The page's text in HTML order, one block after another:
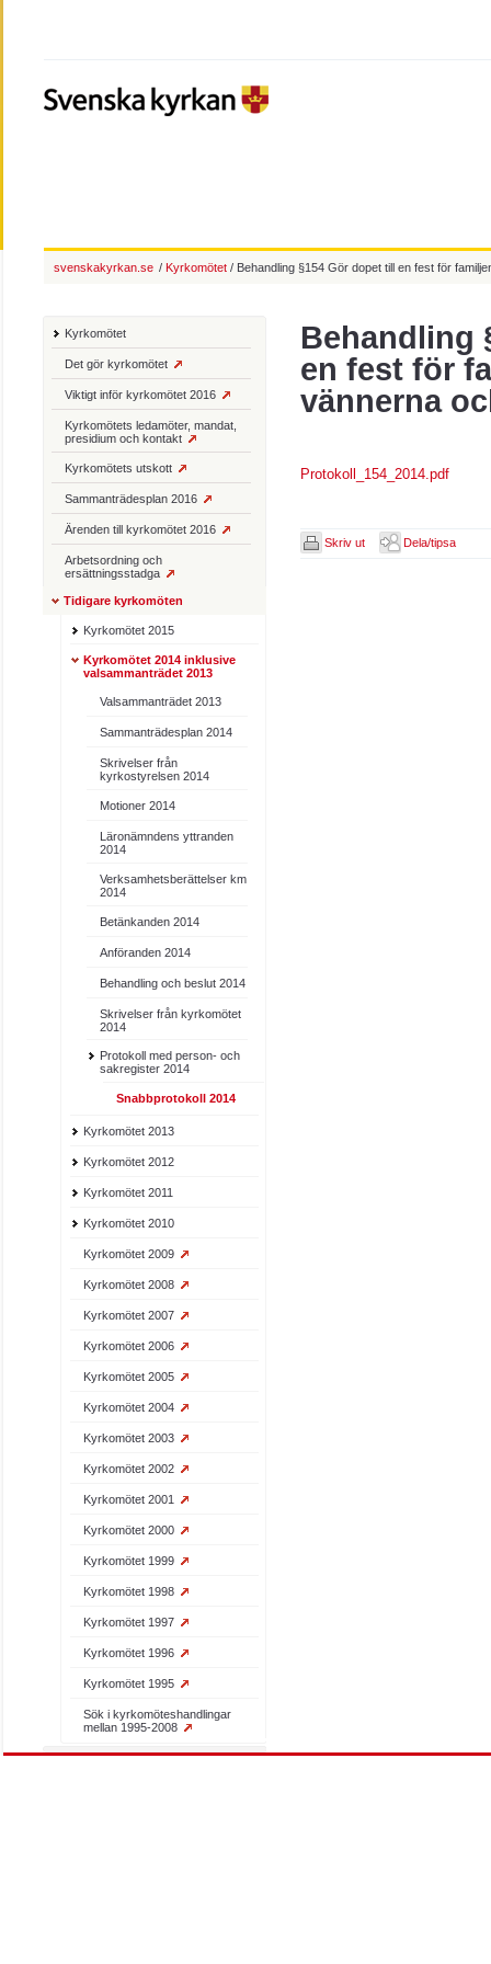
Behandling
en fest för
vännerna
Protokoll_154_2014.pdf
Skriv ut Dela/tipsa
Kyrkomötet
Det gör kyrkomötet
Viktigt inför kyrkomötet 2016
Kyrkomötets ledamöter, mandat,
presidium och kontakt
Kyrkomötets utskott
Sammanträdesplan 2016
Ärenden till kyrkomötet 2016
Arbetsordning och
ersättningsstadga
Tidigare kyrkomöten
Kyrkomötet 2015
Kyrkomötet 2014 inklusive
valsammanträdet 2013
Valsammanträdet 2013
Sammanträdesplan 2014
Skrivelser från
kyrkostyrelsen 2014
Motioner 2014
Läronämndens yttranden
2014
Verksamhetsberättelser km
2014
Betänkanden 2014
Anföranden 2014
Behandling och beslut 2014
Skrivelser från kyrkomötet
2014
Protokoll med person- och
sakregister 2014
Snabbprotokoll 2014
Kyrkomötet 2013
Kyrkomötet 2012
Kyrkomötet 2011
Kyrkomötet 2010
Kyrkomötet 2009
Kyrkomötet 2008
Kyrkomötet 2007
Kyrkomötet 2006
Kyrkomötet 2005
Kyrkomötet 2004
Kyrkomötet 2003
Kyrkomötet 2002
Kyrkomötet 2001
Kyrkomötet 2000
Kyrkomötet 1999
Kyrkomötet 1998
Kyrkomötet 1997
Kyrkomötet 1996
Kyrkomötet 1995
Sök i kyrkomöteshandlingar
mellan 1995-2008
svenskakyrkan.se / Kyrkomötet / Behandling §154 Gör dopet till en fest för